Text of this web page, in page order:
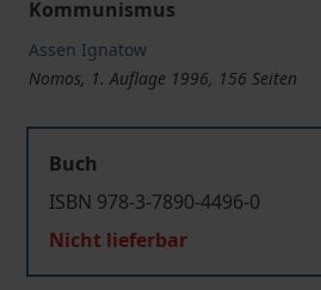
Kommunismus
Assen Ignatow
Nomos, 1. Auflage 1996, 156 Seiten
Buch
ISBN 978-3-7890-4496-0
Nicht lieferbar